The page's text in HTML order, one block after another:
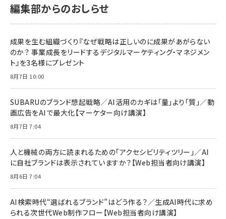
anan(アンアン)2026/06/24号 No.2500増刊
スペシャルエディション[王道エンタメの矜持／
￥1,100
anan(アンアン)2026/07/08号 No.2502[2026
￥880
ママ投資家が育休中に１億貯めた株式投資
組織の成果を最大化する ルールのデザイン
￥1,980
Amazonランキングをもっと見る
NIMASO ガラスフィルム iPhone 17 用 保護フィ
すい ガイド枠付き いPhone17 (6.3インチ) 対応
2枚セット DSP25F1698
￥1,599
￥6,980
全ワイヤレスイヤホン/アクティブノイズキャンセリ
技術基準適合】ブラック
￥5,990
ケーブル Anker絡まないケーブル 240W 結束バン
ド付き USB PD対応 シリコン素材採用 iPhone
17 / 16 / 15 / Galaxy iPad Pro MacBook
Pro/Air 各種対応 (1.8m ミッドナイトブラック)
￥1,890
Amazon eギフトカード - Amazonロゴ - クラ
￥5,000
Anker PowerLine III Flow USB-C & USB-C
Pro/Air 各種対応 (1.8m ミッドナイトブラック)
￥1,890
サッポロ 生ビール 黒ラベル 350ml 缶 24本 ビー
ル ケース買い【6/30応募〆切! 黒ラベルビヤセラー
￥4,857
編集部からのおしらせ
成果を生む組織づくり『なぜ戦略は正しいのに成果があがらない
のか？ 事業成長をリードするデジタルマーケティング・マネジメン
ト』を3名様にプレゼント
8月7日 10:00
SUBARUのブランド想起戦略／AI活用のカギは「量」より「質」／動
画広告をAIで最大化【マーケター向け講演】
8月7日 7:04
人と機械の両方に読まれるための「アクセシビリティツリー」／AI
に自社ブランドは表示されていますか？【Web担当者向け講演】
8月6日 7:04
AI検索時代“選ばれるブランド”はどう作る？／生成AI時代に求め
られる次世代Web制作フロー【Web担当者向け講演】